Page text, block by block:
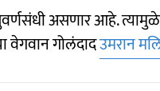
असणार आहे.
वेगवान गोलंदादउमरान